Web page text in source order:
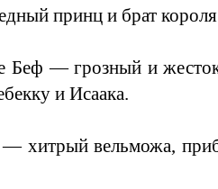
принц и брат
Беф — грозный и
и Исаака.
хитрый вельможа,